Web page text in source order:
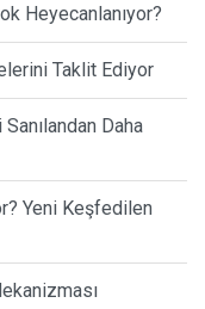
Heyecanlanıyor?
Taklit Ediyor
Daha
Yeni Keşfedilen